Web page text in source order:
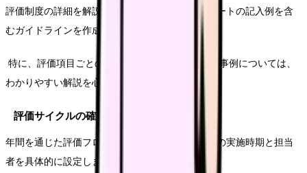
評価制度の詳細を解説したマニュアルや、評価シートの記入例を含
むガイドラインを作成します。
特に、評価項目ごとの判断基準や、具体的な評価事例については、
わかりやすい解説を心がけます。
評価サイクルの確立
年間を通じた評価フローを明確化し、各プロセスの実施時期と担当
者を具体的に設定します。